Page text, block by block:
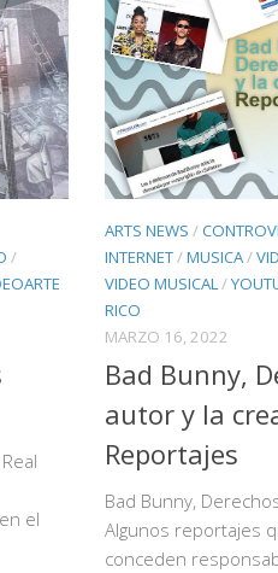
/
el
ARTS NEWS /
INTERNET/MUSICA/
VIDEO MUSICAL/
RICO
MARZO 16, 2022
Bad Bunny,
autor y la
Reportajes
Bad Bunny,
Algunos reportajes
conceden